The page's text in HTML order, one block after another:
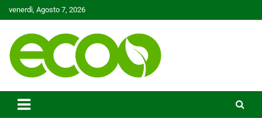
to
venerdì, Agosto 7, 2026
Ecoo.it